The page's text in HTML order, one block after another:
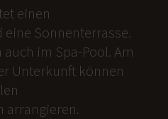
einen
eine Sonnenterrasse.
im Spa-Pool. Am
Unterkunft können
arrangieren.